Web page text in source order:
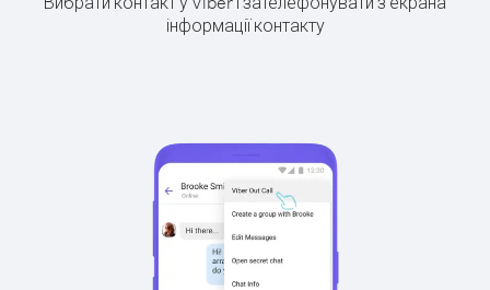
інформації контакту